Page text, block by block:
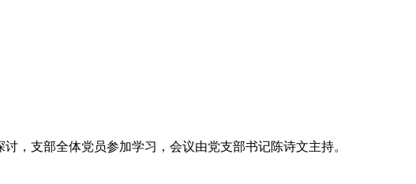
，支部全体党员参加学习，会议由党支部书记陈诗文主持。